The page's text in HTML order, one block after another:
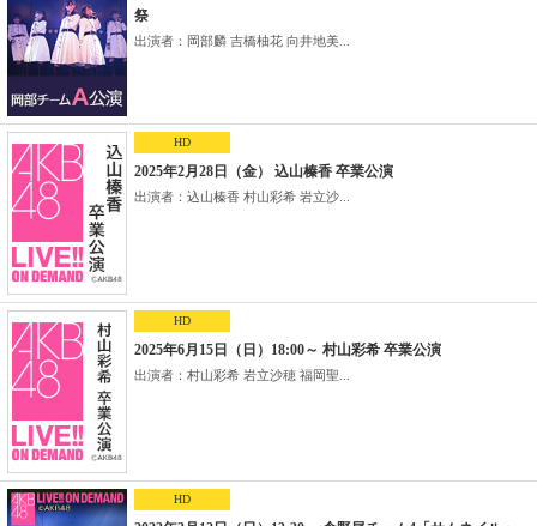
祭
出演者：岡部麟 吉橋柚花 向井地美...
HD
2025年2月28日（金） 込山榛香 卒業公演
出演者：込山榛香 村山彩希 岩立沙...
HD
2025年6月15日（日）18:00～ 村山彩希 卒業公演
出演者：村山彩希 岩立沙穂 福岡聖...
HD